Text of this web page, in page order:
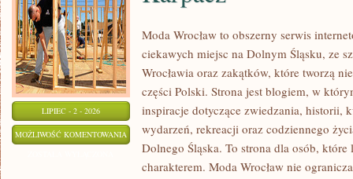
LIPIEC - 2 - 2026
MOŻLIWOŚĆ KOMENTOWANIA KARPACZ
Moda Wrocław to obszerny serwis
ciekawych miejsc na Dolnym Śląsku, ze
Wrocławia oraz zakątków, które tworzą
części Polski. Strona jest blogiem, w
inspiracje dotyczące zwiedzania, historii,
wydarzeń, rekreacji oraz codziennego
Dolnego Śląska. To strona dla osób,
charakterem. Moda Wrocław nie